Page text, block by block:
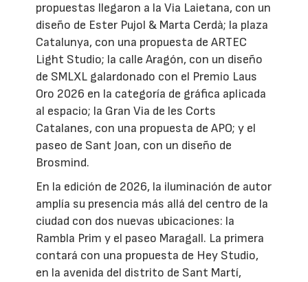
propuestas llegaron a la Via Laietana, con un
diseño de Ester Pujol & Marta Cerdà; la plaza
Catalunya, con una propuesta de ARTEC
Light Studio; la calle Aragón, con un diseño
de SMLXL galardonado con el Premio Laus
Oro 2026 en la categoría de gráfica aplicada
al espacio; la Gran Via de les Corts
Catalanes, con una propuesta de APO; y el
paseo de Sant Joan, con un diseño de
Brosmind.
En la edición de 2026, la iluminación de autor
amplía su presencia más allá del centro de la
ciudad con dos nuevas ubicaciones: la
Rambla Prim y el paseo Maragall. La primera
contará con una propuesta de Hey Studio,
en la avenida del distrito de Sant Martí,